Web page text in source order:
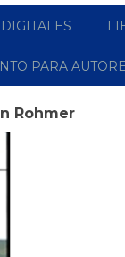
PARA
Rohmer